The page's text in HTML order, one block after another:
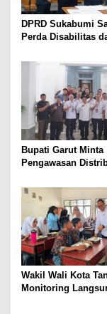
DPRD Sukabumi
Perda Disabilitas
PPAS 2026
Bupati Garut Minta
Pengawasan
Pendaftaran RDKK
Dioptimalkan
Wakil Wali Kota
Monitoring